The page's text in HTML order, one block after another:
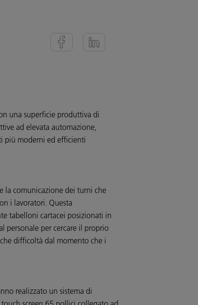
una superficie produttiva di
ad elevata automazione,
più moderni ed efficienti
la comunicazione dei turni che
i lavoratori. Questa
tabelloni cartacei posizionati in
personale per cercare il proprio
difficoltà dal momento che i
realizzato un sistema di